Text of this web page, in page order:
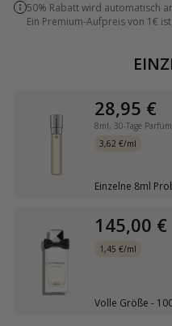
50% Rabatt wird automatisch
Ein Premium-Aufpreis von 1€
28,95 €
8ml, 30-Tage
3,62 €/ml
Einzelne 8ml
145,00 €
1,45 €/ml
Volle Größe -